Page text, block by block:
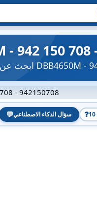
- 942150708
💬سؤال الذكاء الاصطناعي ❓